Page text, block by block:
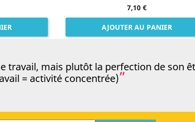
7,10 €
AJOUTER AU PANIER
travail, mais plutôt la perfection de son
= activité concentrée)